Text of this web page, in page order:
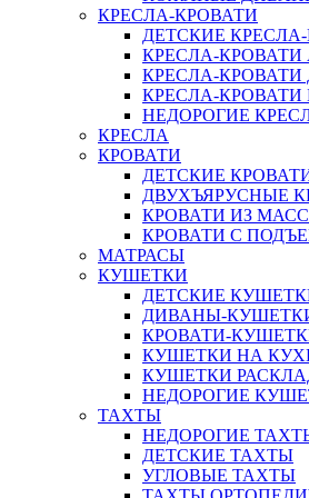
КРЕСЛА-КРОВАТИ
ДЕТСКИЕ
КРЕСЛА-КРОВАТИ
КРЕСЛА-КРОВАТИ
КРЕСЛА-
НЕДОРОГИЕ
КРЕСЛА
КРОВАТИ
ДЕТСКИЕ
ДВУХЪЯРУСНЫЕ
КРОВАТИ ИЗ
КРОВАТИ С
МАТРАСЫ
КУШЕТКИ
ДЕТСКИЕ
ДИВАНЫ-
КРОВАТИ-
КУШЕТКИ НА
КУШЕТКИ
НЕДОРОГИЕ
ТАХТЫ
НЕДОРОГИЕ
ДЕТСКИЕ ТАХТЫ
УГЛОВЫЕ ТАХТЫ